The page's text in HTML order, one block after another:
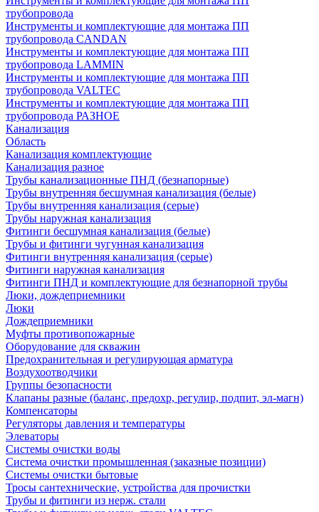
трубопровода
Инструменты и комплектующие для монтажа ПП
трубопровода CANDAN
Инструменты и комплектующие для монтажа ПП
трубопровода LAMMIN
Инструменты и комплектующие для монтажа ПП
трубопровода VALTEC
Инструменты и комплектующие для монтажа ПП
трубопровода РАЗНОЕ
Канализация
Область
Канализация комплектующие
Канализация разное
Трубы канализационные ПНД (безнапорные)
Трубы внутренняя бесшумная канализация (белые)
Трубы внутренняя канализация (серые)
Трубы наружная канализация
Фитинги бесшумная канализация (белые)
Трубы и фитинги чугунная канализация
Фитинги внутренняя канализация (серые)
Фитинги наружная канализация
Фитинги ПНД и комплектующие для безнапорной трубы
Люки, дождеприемники
Люки
Дождеприемники
Муфты противопожарные
Оборудование для скважин
Предохранительная и регулирующая арматура
Воздухоотводчики
Группы безопасности
Клапаны разные (баланс, предохр, регулир, подпит, эл-магн)
Компенсаторы
Регуляторы давления и температуры
Элеваторы
Системы очистки воды
Система очистки промышленная (заказные позиции)
Системы очистки бытовые
Тросы сантехнические, устройства для прочистки
Трубы и фитинги из нерж. стали